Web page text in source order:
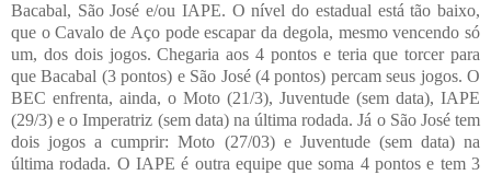
Bacabal, São José e/ou IAPE. O nível do estadual está tão baixo,
que o Cavalo de Aço pode escapar da degola, mesmo vencendo só
um, dos dois jogos. Chegaria aos 4 pontos e teria que torcer para
que Bacabal (3 pontos) e São José (4 pontos) percam seus jogos. O
BEC enfrenta, ainda, o Moto (21/3), Juventude (sem data), IAPE
(29/3) e o Imperatriz (sem data) na última rodada. Já o São José tem
dois jogos a cumprir: Moto (27/03) e Juventude (sem data) na
última rodada. O IAPE é outra equipe que soma 4 pontos e tem 3